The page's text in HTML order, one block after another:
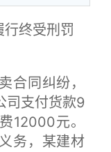
行终受刑罚
同纠纷，
司支付货款9
12000元。
务，某建材